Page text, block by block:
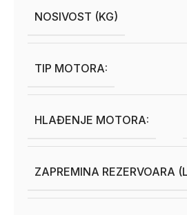
NOSIVOST (KG)
TIP MOTORA:
HLAĐENJE MOTORA:
ZAPREMINA REZERVOARA